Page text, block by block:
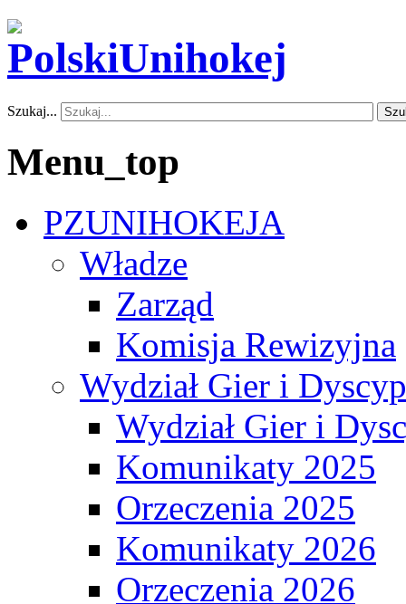
Szukaj...
Menu_top
PZUNIHOKEJA
Władze
Zarząd
Komisja Rewizyjna
Wydział Gier i
Wydział Gier i
Komunikaty 2025
Orzeczenia 2025
Komunikaty 2026
Orzeczenia 2026